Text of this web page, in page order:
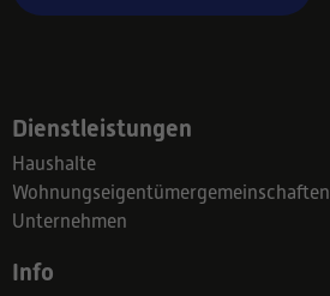
Dienstleistungen
Haushalte
Wohnungseigentümergemeinschaften
Unternehmen
Info